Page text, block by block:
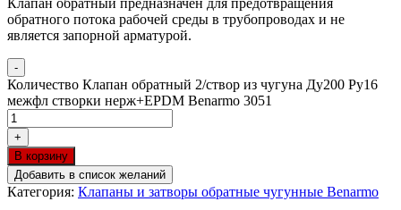
обратного потока рабочей среды в трубопроводах и не
является запорной арматурой.
-
Количество Клапан обратный 2/створ из чугуна Ду200 Ру16
межфл створки нерж+EPDM Benarmo 3051
+
В корзину
Добавить в список желаний
Категория: Клапаны и затворы обратные чугунные Benarmo